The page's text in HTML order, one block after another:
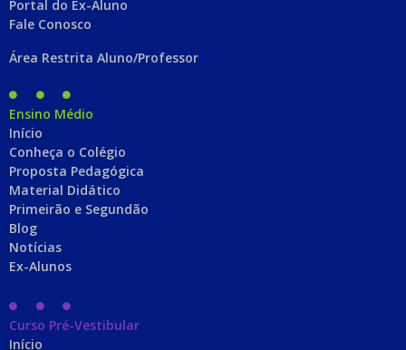
Portal do Ex-Aluno
Fale Conosco
Área Restrita Aluno/Professor
Ensino Médio
Início
Conheça o Colégio
Proposta Pedagógica
Material Didático
Primeirão e Segundão
Blog
Notícias
Ex-Alunos
Curso Pré-Vestibular
Início